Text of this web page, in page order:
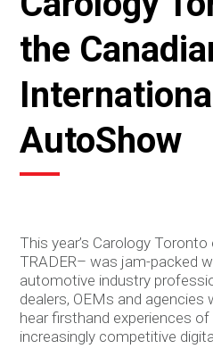
the
International
AutoShow
This year’s Carology
TRADER– was jam-packed
automotive industry
dealers, OEMs and agencies
hear firsthand experiences
increasingly competitive